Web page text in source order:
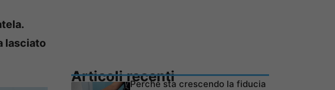
lasciato
Articoli recentiPerché sta crescendo la fiducia